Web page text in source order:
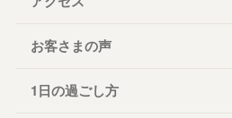
お客さまの声
1日の過ごし方